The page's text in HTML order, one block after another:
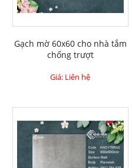
Gạch mờ 60x60 cho nhà tắm
chống trượt
Giá: Liên hệ